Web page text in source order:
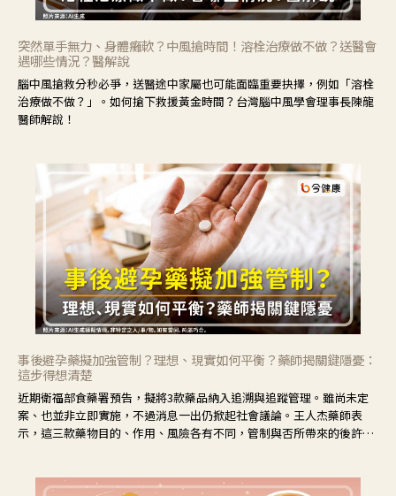
突然單手無力、身體癱軟？中風搶時間！溶栓治療做不做？送醫會
遇哪些情況？醫解說
腦中風搶救分秒必爭，送醫途中家屬也可能面臨重要抉擇，例如「溶栓
治療做不做？」。如何搶下救援黃金時間？台灣腦中風學會理事長陳龍
醫師解說！
事後避孕藥擬加強管制？理想、現實如何平衡？藥師揭關鍵隱憂：
這步得想清楚
近期衛福部食藥署預告，擬將3款藥品納入追溯與追蹤管理。雖尚未定
案、也並非立即實施，不過消息一出仍掀起社會議論。王人杰藥師表
示，這三款藥物目的、作用、風險各有不同，管制與否所帶來的後許影